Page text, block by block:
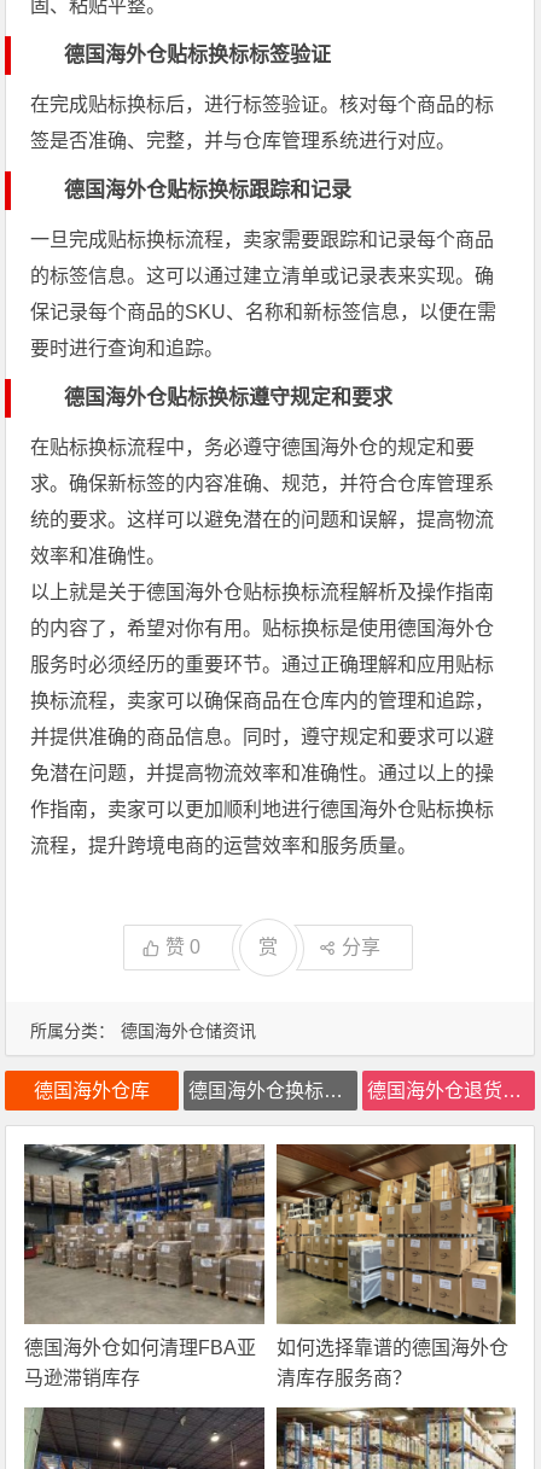
所属分类： 德国海外仓储资讯
固、粘贴平整。
德国海外仓贴标换标标签验证
在完成贴标换标后，进行标签验证。核对每个商品的标
签是否准确、完整，并与仓库管理系统进行对应。
德国海外仓贴标换标跟踪和记录
一旦完成贴标换标流程，卖家需要跟踪和记录每个商品
的标签信息。这可以通过建立清单或记录表来实现。确
保记录每个商品的SKU、名称和新标签信息，以便在需
要时进行查询和追踪。
德国海外仓贴标换标遵守规定和要求
在贴标换标流程中，务必遵守德国海外仓的规定和要
求。确保新标签的内容准确、规范，并符合仓库管理系
统的要求。这样可以避免潜在的问题和误解，提高物流
效率和准确性。
以上就是关于德国海外仓贴标换标流程解析及操作指南
的内容了，希望对你有用。贴标换标是使用德国海外仓
服务时必须经历的重要环节。通过正确理解和应用贴标
换标流程，卖家可以确保商品在仓库内的管理和追踪，
并提供准确的商品信息。同时，遵守规定和要求可以避
免潜在问题，并提高物流效率和准确性。通过以上的操
作指南，卖家可以更加顺利地进行德国海外仓贴标换标
流程，提升跨境电商的运营效率和服务质量。
赞0 赏 分享
德国海外仓库 德国海外仓换标价格 德国海外仓退货检测维修
德国海外仓如何清理FBA亚
马逊滞销库存
如何选择靠谱的德国海外仓
清库存服务商？